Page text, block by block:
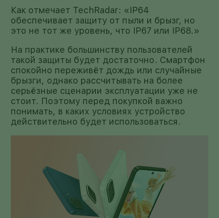
Как отмечает TechRadar: «IP64
обеспечивает защиту от пыли и брызг, но
это не тот же уровень, что IP67 или IP68.»
На практике большинству пользователей
такой защиты будет достаточно. Смартфон
спокойно переживёт дождь или случайные
брызги, однако рассчитывать на более
серьёзные сценарии эксплуатации уже не
стоит. Поэтому перед покупкой важно
понимать, в каких условиях устройство
действительно будет использоваться.